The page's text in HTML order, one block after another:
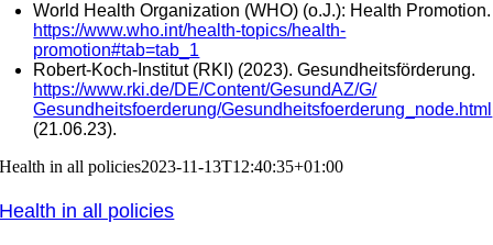
World Health Organization (WHO) (o.J.): Health Promotion.
https://www.who.int/health-topics/health-
promotion#tab=tab_1
Robert-Koch-Institut (RKI) (2023). Gesundheitsförderung.
https://www.rki.de/DE/Content/GesundAZ/G/
Gesundheitsfoerderung/Gesundheitsfoerderung_node.html
(21.06.23).
Health in all policies2023-11-13T12:40:35+01:00
Health in all policies